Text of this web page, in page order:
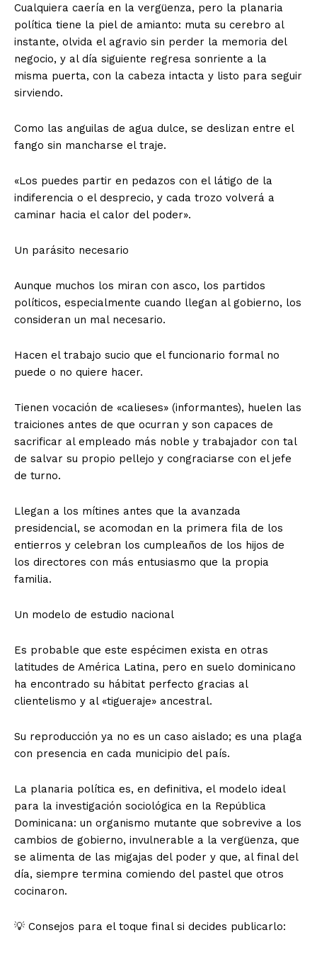
Cualquiera caería en la vergüenza, pero la planaria
política tiene la piel de amianto: muta su cerebro al
instante, olvida el agravio sin perder la memoria del
negocio, y al día siguiente regresa sonriente a la
misma puerta, con la cabeza intacta y listo para seguir
sirviendo.
Como las anguilas de agua dulce, se deslizan entre el
fango sin mancharse el traje.
«Los puedes partir en pedazos con el látigo de la
indiferencia o el desprecio, y cada trozo volverá a
caminar hacia el calor del poder».
Un parásito necesario
Aunque muchos los miran con asco, los partidos
políticos, especialmente cuando llegan al gobierno, los
consideran un mal necesario.
Hacen el trabajo sucio que el funcionario formal no
puede o no quiere hacer.
Tienen vocación de «calieses» (informantes), huelen las
traiciones antes de que ocurran y son capaces de
sacrificar al empleado más noble y trabajador con tal
de salvar su propio pellejo y congraciarse con el jefe
de turno.
Llegan a los mítines antes que la avanzada
presidencial, se acomodan en la primera fila de los
entierros y celebran los cumpleaños de los hijos de
los directores con más entusiasmo que la propia
familia.
Un modelo de estudio nacional
Es probable que este espécimen exista en otras
latitudes de América Latina, pero en suelo dominicano
ha encontrado su hábitat perfecto gracias al
clientelismo y al «tigueraje» ancestral.
Su reproducción ya no es un caso aislado; es una plaga
con presencia en cada municipio del país.
La planaria política es, en definitiva, el modelo ideal
para la investigación sociológica en la República
Dominicana: un organismo mutante que sobrevive a los
cambios de gobierno, invulnerable a la vergüenza, que
se alimenta de las migajas del poder y que, al final del
día, siempre termina comiendo del pastel que otros
cocinaron.
💡 Consejos para el toque final si decides publicarlo: